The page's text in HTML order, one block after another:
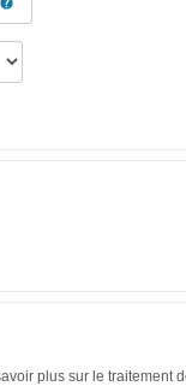
plus sur le traitement